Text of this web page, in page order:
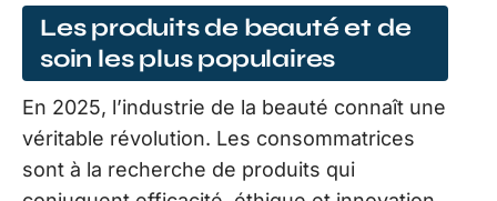
Les produits de beauté et de
soin les plus populaires
En 2025, l’industrie de la beauté connaît une
véritable révolution. Les consommatrices
sont à la recherche de produits qui